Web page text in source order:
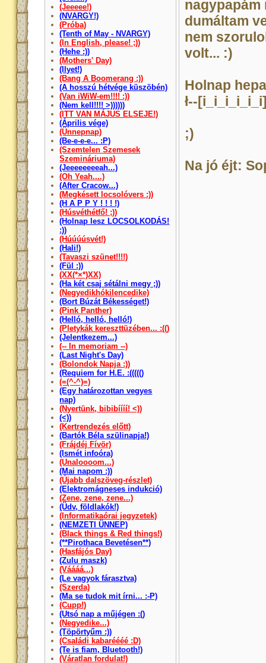
(Jeeeee!)
(NVARGY!)
(Próba)
(Tenth of May - NVARGY)
(In English, please! ;))
(Hehe :))
(Mothers' Day)
(Ilyet!)
(Bang A Boomerang :))
(A hosszú hétvége küszöbén)
(Van iWiW-em!!!! :))
(Nem kell!!!! >))))))
(ITT VAN MÁJUS ELSEJE!)
(Április vége)
(Ünnepnap)
(Be-e-e-e... :P)
(Szemtelen Szemesek
Szemináriuma)
(Jeeeeeeeeah...)
(Oh Yeah....)
(After Cracow...)
(Megkésett locsolóvers :))
(H A P P Y ! ! ! !)
(Húsvéthétfő! ;))
(Holnap lesz LOCSOLKODÁS!
:))
(Húúúúsvét!)
(Hali!)
(Tavaszi szünet!!!!)
(Fül :))
(XX(*×*)XX)
(Ha két csaj sétálni megy ;))
(Negyedikhókilencedike)
(Bort Búzát Békességet!)
(Pink Panther)
(Helló, helló, helló!)
(Pletykák kereszttüzében... :(()
(Jelentkezem...)
(-- In memoriam --)
(Last Night's Day)
(Bolondok Napja :))
(Requiem for H.E. :((((()
(=(^-^)=)
(Egy határozottan vegyes
nap)
(Nyertünk, bibibíííí! <))
(<))
(Kertrendezés előtt)
(Bartók Béla szülinapja!)
(Frájdéj Fívör)
(Ismét infoóra)
(Unaloooom...)
(Mai napom :))
(Újabb dalszöveg-részlet)
(Elektromágneses indukció)
(Zene, zene, zene...)
(Üdv, földlakók!)
(Informatikaórai jegyzetek)
(NEMZETI ÜNNEP)
(Black things & Red things!)
(**Pirothaca Bevetésen**)
(Hasfájós Day)
(Zulu maszk)
(Váááá...)
(Le vagyok fárasztva)
(Szerda)
(Ma se tudok mit írni... :-P)
(Cupp!)
(Utsó nap a műjégen :()
(Negyedike...)
(Töpörtyűm :))
(Családi kabaréééé :D)
(Te is fiam, Bluetooth!)
(Váratlan fordulat!)
nagypapám
dumáltam
nem
volt... :)
Holnap
ł--
;)
Na jó éjt: